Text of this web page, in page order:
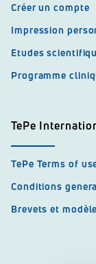
Créer un compte
Impression
Etudes
Programme
TePe
TePe Terms of
Conditions
Brevets et